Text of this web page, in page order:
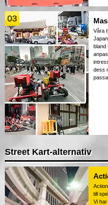
03
Våra
bland
dess
Street Kart-alternativ
till
Vi